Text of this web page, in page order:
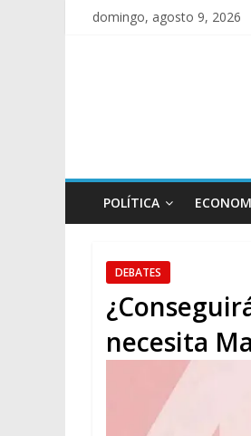
domingo, agosto 9, 2026
POLÍTICA
DEBATES
necesita